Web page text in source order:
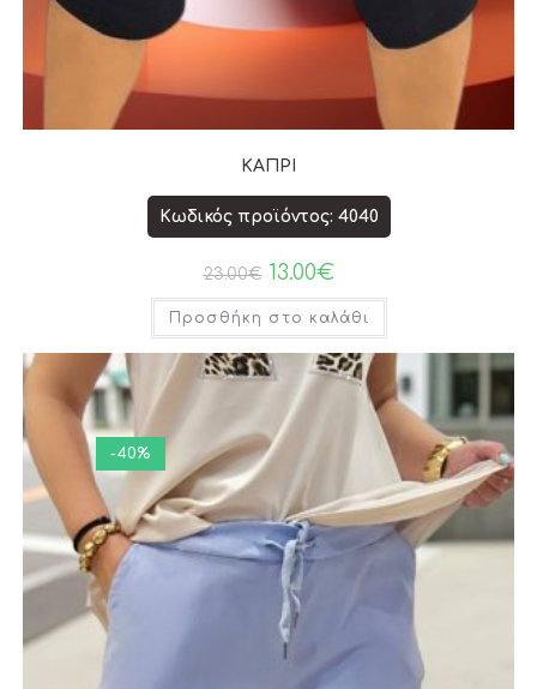
ΚΑΠΡΙ
Κωδικός προϊόντος: 4040
23.00€ 13.00€
Προσθήκη στο καλάθι
-40%